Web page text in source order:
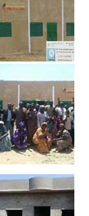
완공)
학교 신축
축, 2000만원
완공)